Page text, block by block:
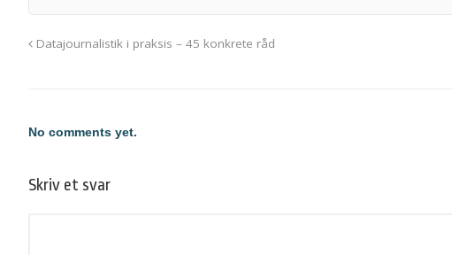
Datajournalistik i praksis – 45 konkrete råd
No comments yet.
Skriv et svar